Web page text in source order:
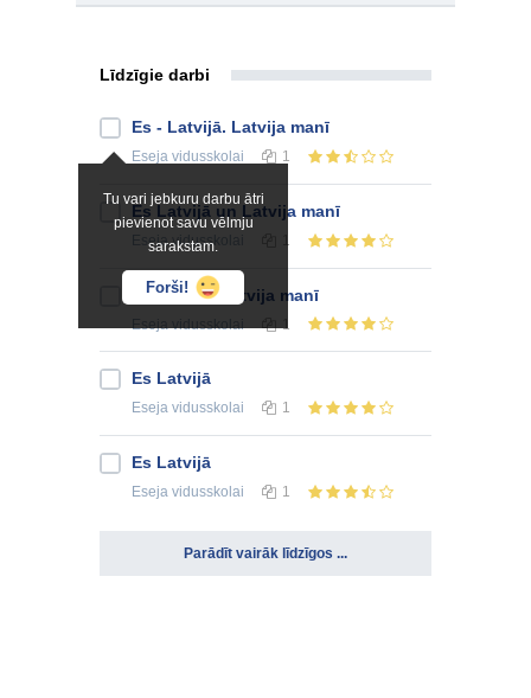
Līdzīgie darbi
Tu vari jebkuru darbu ātri
pievienot savu vēlmju
sarakstam.
Forši!
Es - Latvijā. Latvija manī
Eseja vidusskolai 1
Es Latvijā un Latvija manī
Esejavidusskolai 1
Es Latvijā, Latvija manī
Es Latvijā
Eseja vidusskolai 1
Es Latvijā
Eseja vidusskolai 1
Parādīt vairāk līdzīgos ...